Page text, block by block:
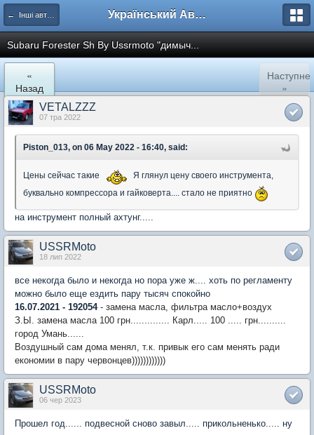
← Інші авто членів клубу Український Автоклуб ВАЗ
Subaru Forester Sh By Ussrmoto "димыч...
«
Назад
Наступне
»
VETALZZZ
07 тра 2022
Piston_013, on 06 May 2022 - 16:40, said:
Цены сейчас такие
Я глянул цену своего инструмента,
буквально компрессора и гайковерта.... стало не приятно
на инструмент полный ахтунг.....
USSRMoto
18 лип 2022
все некогда было и некогда но пора уже ж.... хоть по регламенту
можно было еще ездить пару тысяч спокойно
16.07.2021 - 192054 - замена масла, фильтра масло+воздух
З.Ы. замена масла 100 грн.............. Карл..... 100 ..... грн..........
город Умань......
Воздушный сам дома менял, т.к. привык его сам менять ради
економии в пару червонцев))))))))))))
USSRMoto
06 чер 2023
Прошел год...... подвесной сново завыл..... прикольненько..... ну